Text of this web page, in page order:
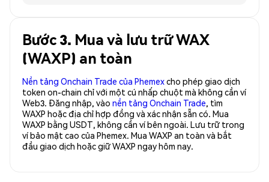
Bước 3. Mua và lưu trữ WAX
(WAXP) an toàn
Nền tảng Onchain Trade của Phemexcho phép giao dịch
token on-chain chỉ với một cú nhấp chuột mà không cần ví
Web3. Đăng nhập, vào nền tảng Onchain Trade, tìm
WAXP hoặc địa chỉ hợp đồng và xác nhận sẵn có. Mua
WAXP bằng USDT, không cần ví bên ngoài. Lưu trữ trong
ví bảo mật cao của Phemex. Mua WAXP an toàn và bắt
đầu giao dịch hoặc giữ WAXP ngay hôm nay.